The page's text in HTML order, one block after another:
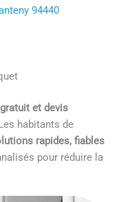
94440
et devis
habitants de
rapides, fiables
pour réduire la